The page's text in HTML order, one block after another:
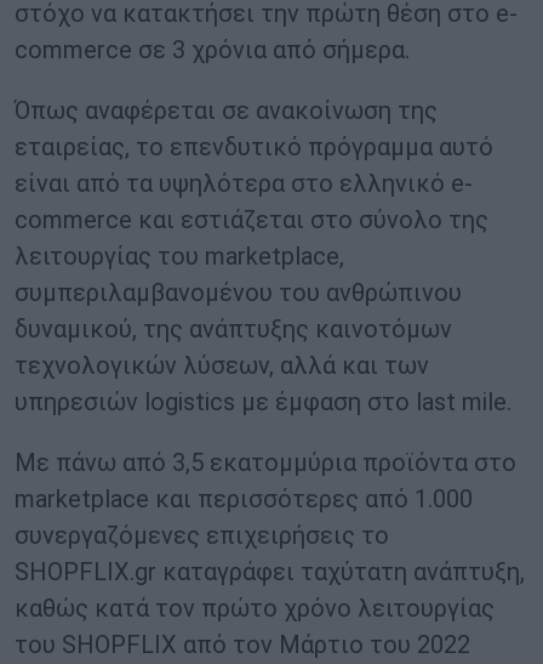
στόχο να κατακτήσει την πρώτη θέση στο e-
commerce σε 3 χρόνια από σήμερα.
Όπως αναφέρεται σε ανακοίνωση της
εταιρείας, το επενδυτικό πρόγραμμα αυτό
είναι από τα υψηλότερα στο ελληνικό e-
commerce και εστιάζεται στο σύνολο της
λειτουργίας του marketplace,
συμπεριλαμβανομένου του ανθρώπινου
δυναμικού, της ανάπτυξης καινοτόμων
τεχνολογικών λύσεων, αλλά και των
υπηρεσιών logistics με έμφαση στο last mile.
Με πάνω από 3,5 εκατομμύρια προϊόντα στο
marketplace και περισσότερες από 1.000
συνεργαζόμενες επιχειρήσεις το
SHOPFLIX.gr καταγράφει ταχύτατη ανάπτυξη,
καθώς κατά τον πρώτο χρόνο λειτουργίας
του SHOPFLIX από τον Μάρτιο του 2022